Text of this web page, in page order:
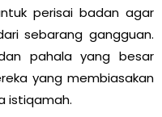
perisai badan agar
sebarang gangguan.
pahala yang besar
yang membiasakan
istiqamah.